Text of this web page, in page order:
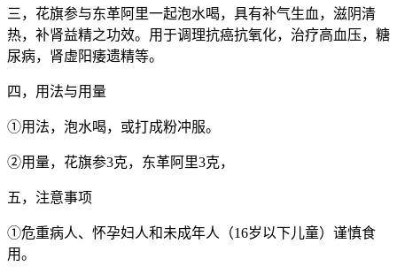
三，花旗参与东革阿里一起泡水喝，具有补气生血，滋阴清
热，补肾益精之功效。用于调理抗癌抗氧化，治疗高血压，糖
尿病，肾虚阳痿遗精等。
四，用法与用量
①用法，泡水喝，或打成粉冲服。
②用量，花旗参3克，东革阿里3克，
五，注意事项
①危重病人、怀孕妇人和未成年人（16岁以下儿童）谨慎食
用。